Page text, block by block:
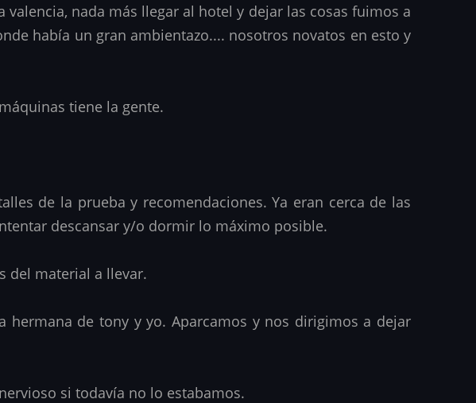
nada más llegar al hotel y dejar las cosas fuimos a
había un gran ambientazo.... nosotros novatos en esto y
tiene la gente.
de la prueba y recomendaciones. Ya eran cerca de las
descansar y/o dormir lo máximo posible.
del material a llevar.
de tony y yo. Aparcamos y nos dirigimos a dejar
si todavía no lo estabamos.